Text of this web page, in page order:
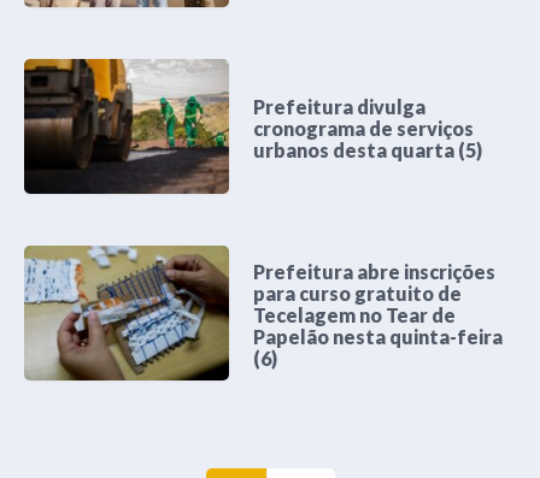
Prefeitura divulga
cronograma de serviços
urbanos desta quarta (5)
Prefeitura abre inscrições
para curso gratuito de
Tecelagem no Tear de
Papelão nesta quinta-feira
(6)